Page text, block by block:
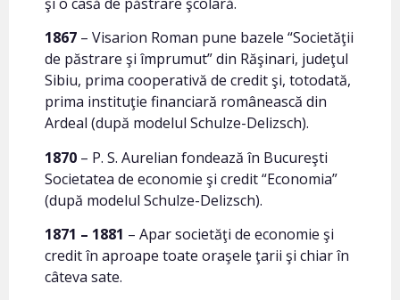
1867 – Visarion Roman pune bazele “Societăţii
de păstrare şi împrumut” din Răşinari, judeţul
Sibiu, prima cooperativă de credit şi, totodată,
prima instituţie financiară românească din
Ardeal (după modelul Schulze-Delizsch).
1870 – P. S. Aurelian fondează în Bucureşti
Societatea de economie şi credit “Economia”
(după modelul Schulze-Delizsch).
1871 – 1881 – Apar societăţi de economie şi
credit în aproape toate oraşele ţarii şi chiar în
câteva sate.